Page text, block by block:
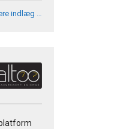
indlæg …